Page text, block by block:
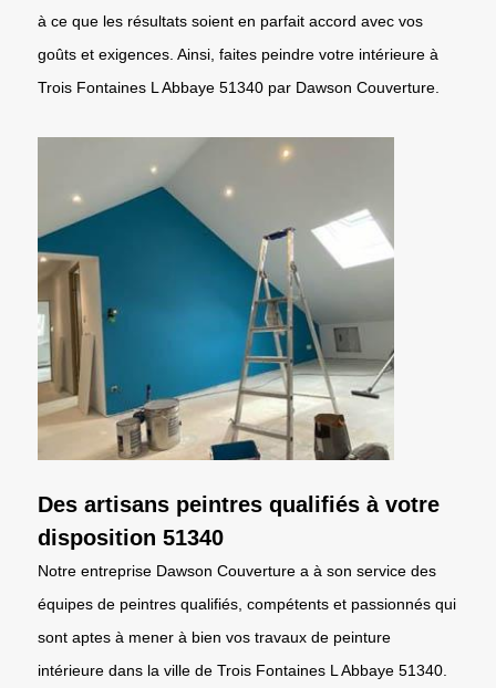
à ce que les résultats soient en parfait accord avec vos
goûts et exigences. Ainsi, faites peindre votre intérieure à
Trois Fontaines L Abbaye 51340 par Dawson Couverture.
Des artisans peintres qualifiés à votre
disposition 51340
Notre entreprise Dawson Couverture a à son service des
équipes de peintres qualifiés, compétents et passionnés qui
sont aptes à mener à bien vos travaux de peinture
intérieure dans la ville de Trois Fontaines L Abbaye 51340.